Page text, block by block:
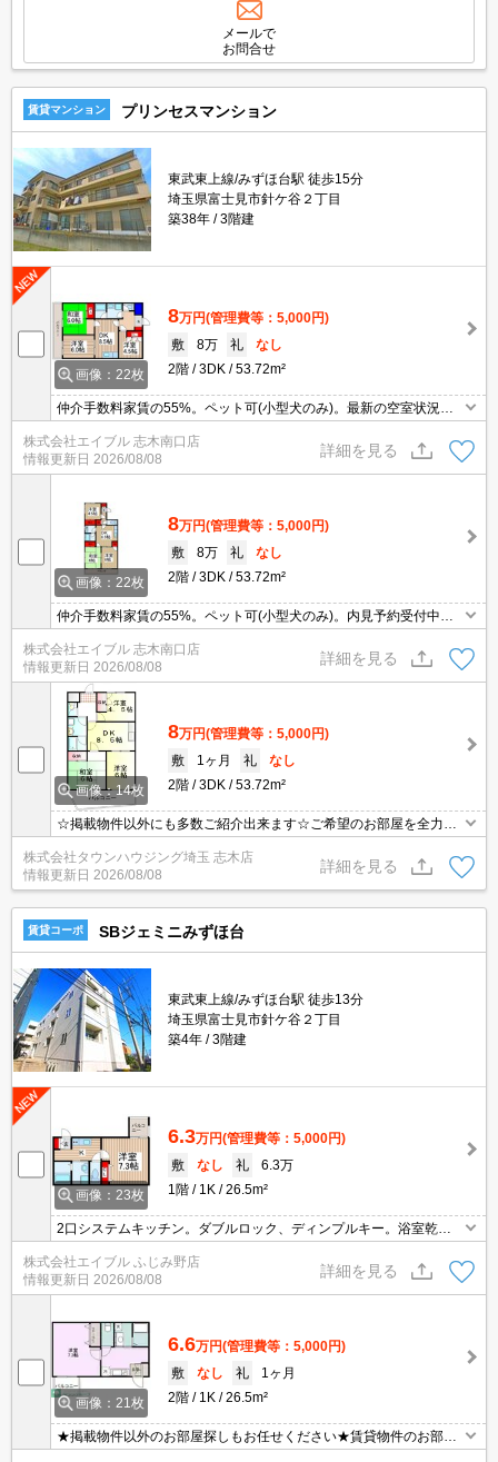
新の空室状況はお気軽にお問い合わせ下さい。
メールで
お問合せ
賃貸マンション プリンセスマンション
東武東上線/みずほ台駅 徒歩15分
埼玉県富士見市針ケ谷２丁目
築38年
3階建
画像：22枚
8万円(管理費等：5,000円)
敷
8万 礼
なし
2階
3DK 53.72m²
仲介手数料家賃の55%。ペット可(小型犬のみ)。最新の空室状況は
お気軽にお問い合わせ下さい。経済的な都市ガス使用。TVモニター
付インターホン。室内洗濯機置場。バス・トイレ別。
株式会社エイブル 志木南口店
情報更新日 2026/08/08
詳細を見る
画像：22枚
8万円(管理費等：5,000円)
敷
8万 礼
なし
2階
3DK 53.72m²
仲介手数料家賃の55%。ペット可(小型犬のみ)。内見予約受付中。
最新の空室状況はお気軽にお問い合わせ下さい。あなたの新生活応
援します！。経済的な都市ガス使用。TVインターホン付き。
株式会社エイブル 志木南口店
情報更新日 2026/08/08
詳細を見る
画像：14枚
8万円(管理費等：5,000円)
敷
1ヶ月 礼
なし
2階
3DK 53.72m²
☆掲載物件以外にも多数ご紹介出来ます☆ご希望のお部屋を全力で
お探しさせて頂きます♪
株式会社タウンハウジング埼玉 志木店
情報更新日 2026/08/08
詳細を見る
賃貸コーポ SBジェミニみずほ台
東武東上線/みずほ台駅 徒歩13分
埼玉県富士見市針ケ谷２丁目
築4年
3階建
画像：23枚
6.3万円(管理費等：5,000円)
敷
なし 礼
6.3万
1階
1K 26.5m²
2口システムキッチン。ダブルロック、ディンプルキー。浴室乾燥
機付。追い焚き付き。温水洗浄便座付き。オートロック。久しぶり
に空きました。当店のお薦め物件。仲介手数料家賃の55%。経済的
な都市ガス使用。
株式会社エイブル ふじみ野店
情報更新日 2026/08/08
詳細を見る
画像：21枚
6.6万円(管理費等：5,000円)
敷
なし 礼
1ヶ月
2階
1K 26.5m²
★掲載物件以外のお部屋探しもお任せください★賃貸物件のお部屋
探しはタウンハウジングへ★